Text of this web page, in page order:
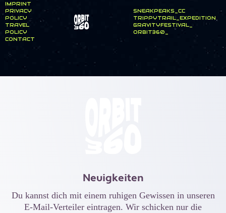
IMPRINT
PRIVACY
POLICY
TRAVEL
POLICY
CONTACT
SNEAKPEAKS_CC
TRIPPYTRAIL_EXPEDITION
GRAVITYFESTIVAL_
ORBIT360_
Neuigkeiten
Du kannst dich mit einem ruhigen Gewissen in unseren
E-Mail-Verteiler eintragen. Wir schicken nur die